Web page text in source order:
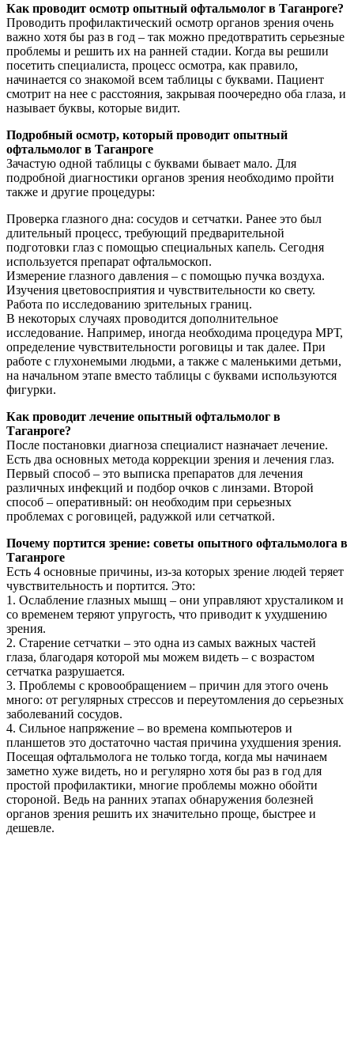
Как проводит осмотр опытный офтальмолог в Таганроге?
Проводить профилактический осмотр органов зрения очень
важно хотя бы раз в год – так можно предотвратить серьезные
проблемы и решить их на ранней стадии. Когда вы решили
посетить специалиста, процесс осмотра, как правило,
начинается со знакомой всем таблицы с буквами. Пациент
смотрит на нее с расстояния, закрывая поочередно оба глаза, и
называет буквы, которые видит.
Подробный осмотр, который проводит опытный
офтальмолог в Таганроге
Зачастую одной таблицы с буквами бывает мало. Для
подробной диагностики органов зрения необходимо пройти
также и другие процедуры:
Проверка глазного дна: сосудов и сетчатки. Ранее это был
длительный процесс, требующий предварительной
подготовки глаз с помощью специальных капель. Сегодня
используется препарат офтальмоскоп.
Измерение глазного давления – с помощью пучка воздуха.
Изучения цветовосприятия и чувствительности ко свету.
Работа по исследованию зрительных границ.
В некоторых случаях проводится дополнительное
исследование. Например, иногда необходима процедура МРТ,
определение чувствительности роговицы и так далее. При
работе с глухонемыми людьми, а также с маленькими детьми,
на начальном этапе вместо таблицы с буквами используются
фигурки.
Как проводит лечение опытный офтальмолог в
Таганроге?
После постановки диагноза специалист назначает лечение.
Есть два основных метода коррекции зрения и лечения глаз.
Первый способ – это выписка препаратов для лечения
различных инфекций и подбор очков с линзами. Второй
способ – оперативный: он необходим при серьезных
проблемах с роговицей, радужкой или сетчаткой.
Почему портится зрение: советы опытного офтальмолога в
Таганроге
Есть 4 основные причины, из-за которых зрение людей теряет
чувствительность и портится. Это:
1. Ослабление глазных мышц – они управляют хрусталиком и
со временем теряют упругость, что приводит к ухудшению
зрения.
2. Старение сетчатки – это одна из самых важных частей
глаза, благодаря которой мы можем видеть – с возрастом
сетчатка разрушается.
3. Проблемы с кровообращением – причин для этого очень
много: от регулярных стрессов и переутомления до серьезных
заболеваний сосудов.
4. Сильное напряжение – во времена компьютеров и
планшетов это достаточно частая причина ухудшения зрения.
Посещая офтальмолога не только тогда, когда мы начинаем
заметно хуже видеть, но и регулярно хотя бы раз в год для
простой профилактики, многие проблемы можно обойти
стороной. Ведь на ранних этапах обнаружения болезней
органов зрения решить их значительно проще, быстрее и
дешевле.